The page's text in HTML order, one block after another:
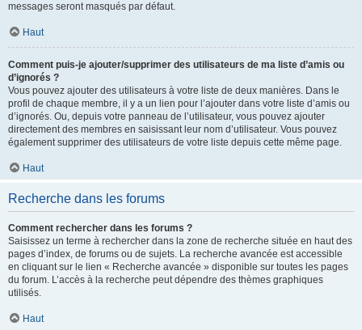
messages seront masqués par défaut.
Haut
Comment puis-je ajouter/supprimer des utilisateurs de ma liste d’amis ou
d’ignorés ?
Vous pouvez ajouter des utilisateurs à votre liste de deux manières. Dans le
profil de chaque membre, il y a un lien pour l’ajouter dans votre liste d’amis ou
d’ignorés. Ou, depuis votre panneau de l’utilisateur, vous pouvez ajouter
directement des membres en saisissant leur nom d’utilisateur. Vous pouvez
également supprimer des utilisateurs de votre liste depuis cette même page.
Haut
Recherche dans les forums
Comment rechercher dans les forums ?
Saisissez un terme à rechercher dans la zone de recherche située en haut des
pages d’index, de forums ou de sujets. La recherche avancée est accessible
en cliquant sur le lien « Recherche avancée » disponible sur toutes les pages
du forum. L’accès à la recherche peut dépendre des thèmes graphiques
utilisés.
Haut